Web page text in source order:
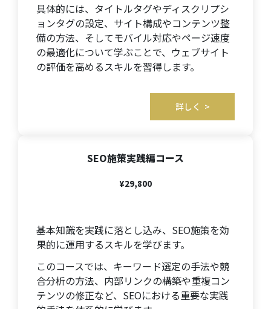
具体的には、タイトルタグやディスクリプシ
ョンタグの設定、サイト構成やコンテンツ整
備の方法、そしてモバイル対応やページ速度
の最適化について学ぶことで、ウェブサイト
の評価を高めるスキルを習得します。
詳しく >
SEO施策実践編コース
¥29,800
基本知識を実践に落とし込み、SEO施策を効
果的に運用するスキルを学びます。
このコースでは、キーワード選定の手法や競
合分析の方法、内部リンクの構築や重複コン
テンツの修正など、SEOにおける重要な実践